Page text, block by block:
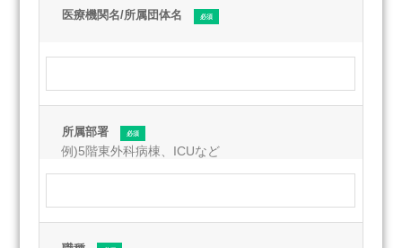
当社への個人情報の提供はご自身の同意に基づき任意で
すが、必要な情報が提供されない時、ご対応できない場
す。
【個人情報お問い合わせ窓口】
〒130-0013 東京都墨田区錦糸1-2-1 アルカセントラ
医療機関名/所属団体名
所属部署